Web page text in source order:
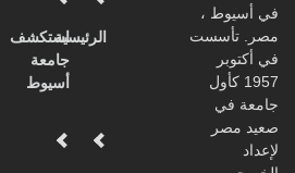
في أسيوط ،
مصر. تأسست
في أكتوبر
1957 كأول
جامعة في
صعيد مصر
لإعداد
الرئيسيةاستكشف
جامعة
أسيوط